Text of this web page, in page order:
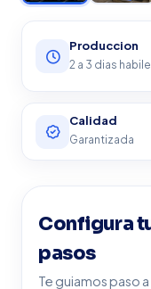
Produccion
2 a 3 dias
Calidad
Garantizada
Configura
pasos
Te guiamos paso